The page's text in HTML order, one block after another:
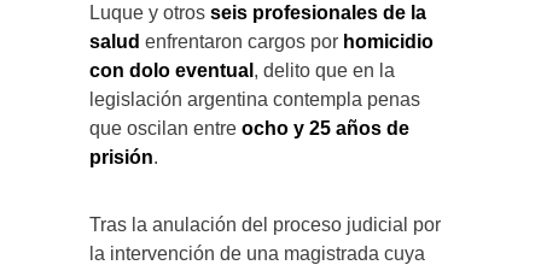
Luque y otros seis profesionales de la
salud enfrentaron cargos por homicidio
con dolo eventual , delito que en la
legislación argentina contempla penas
que oscilan entre ocho y 25 años de
prisión.
Tras la anulación del proceso judicial por
la intervención de una magistrada cuya